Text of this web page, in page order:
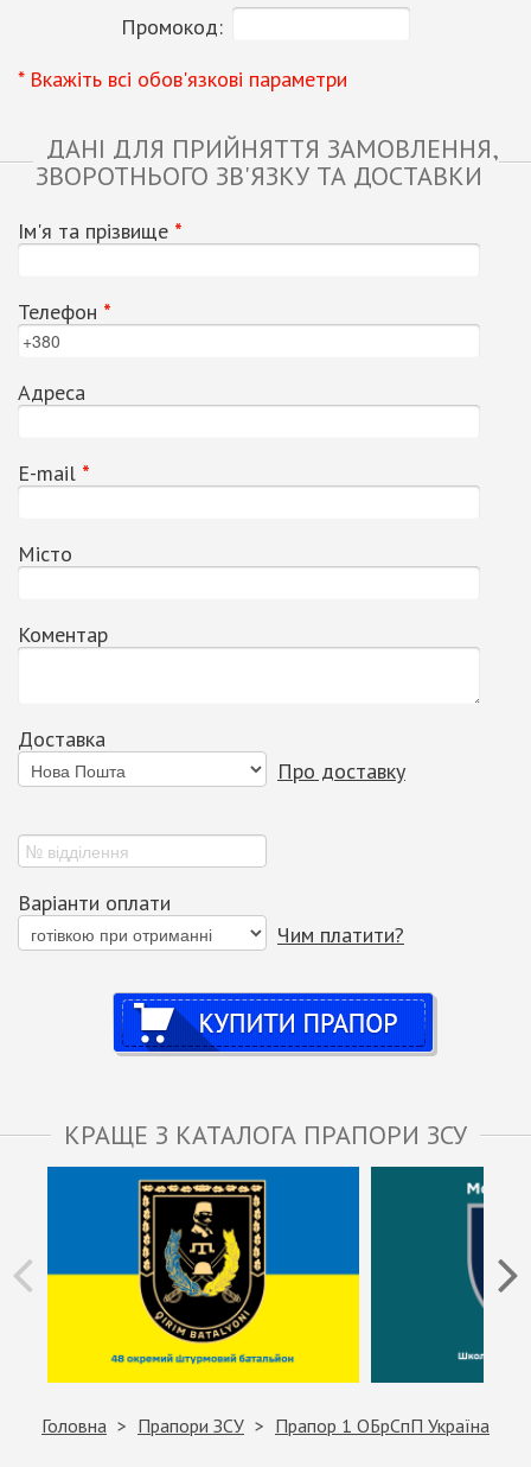
Промокод:
* Вкажіть всі обов'язкові параметри
ДАНІ ДЛЯ ПРИЙНЯТТЯ ЗАМОВЛЕННЯ,
ЗВОРОТНЬОГО ЗВ'ЯЗКУ ТА ДОСТАВКИ
Ім'я та прізвище *
Телефон *
Адреса
Е-mail *
Місто
Коментар
Доставка
Про доставку
Варіанти оплати
Чим платити?
Купити
КРАЩЕ З КАТАЛОГА ПРАПОРИ ЗСУ
Головна Прапори ЗСУ Прапор 1 ОБрСпП Україна